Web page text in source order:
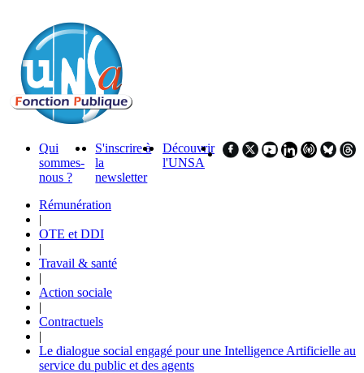
Qui
sommes-
nous ?
S'inscrire à
la
newsletter
Découvrir
l'UNSA
Rémunération
|
OTE et DDI
|
Travail & santé
|
Action sociale
|
Contractuels
|
Le dialogue social engagé pour une Intelligence Artificielle au
service du public et des agents